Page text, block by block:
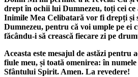
drept în ochii lui Dumnezeu, toți cei ce
Inimile Mea Celibatară vor fi drepți și
Dumnezeu, pentru că voi umple pe ei
făcându-i să crească fiecare zi pe
Aceasta este mesajul de astăzi pentru
fiule meu, și toată omenirea: în
Sfântului Spirit. Amen. La revedere!